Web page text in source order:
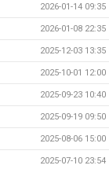
2026-01-14 09:35
2026-01-08 22:35
2025-12-03 13:35
2025-10-01 12:00
2025-09-23 10:40
2025-09-19 09:50
2025-08-06 15:00
2025-07-10 23:54